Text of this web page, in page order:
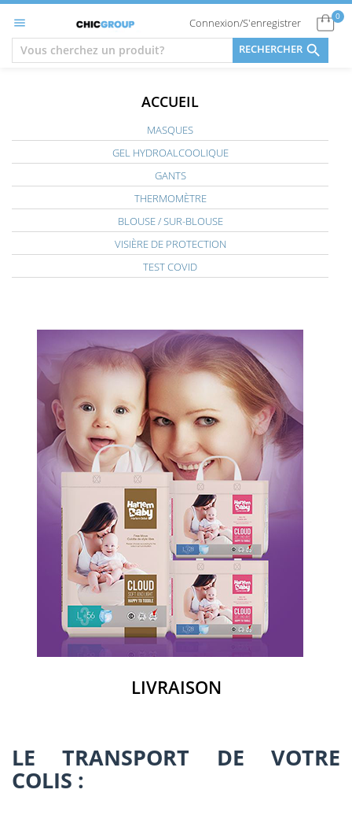
 0
Connexion/S'enregistrer
RECHERCHER 
ACCUEIL
MASQUES
GEL HYDROALCOOLIQUE
GANTS
THERMOMÈTRE
BLOUSE / SUR-BLOUSE
VISIÈRE DE PROTECTION
TEST COVID
LIVRAISON
LE TRANSPORT DE VOTRE
COLIS :